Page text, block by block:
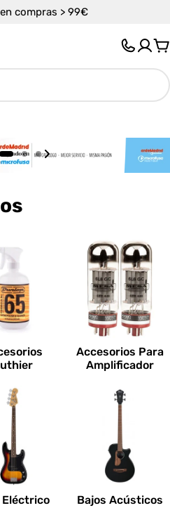
compras > 99€
Accesorios Para
Amplificador
Eléctrico Bajos Acústicos